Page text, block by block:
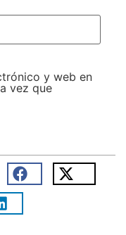
y web en
vez que